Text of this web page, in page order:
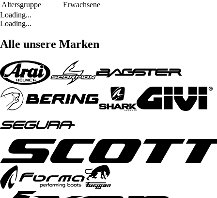
Altersgruppe
Erwachsene
Loading...
Loading...
Alle unsere Marken